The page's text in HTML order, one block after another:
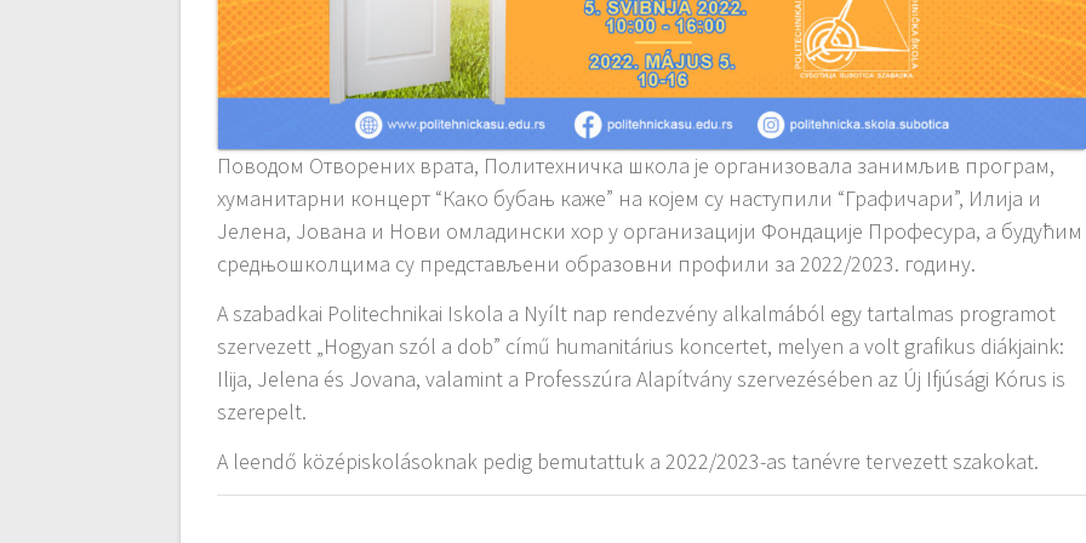
Поводом Отворених врата, Политехничка школа је организовала занимљив програм,
хуманитарни концерт “Како бубањ каже” на којем су наступили “Графичари”, Илија и
Јелена, Јована и Нови омладински хор у организацији Фондације Професура, а будућим
средњошколцима су представљени образовни профили за 2022/2023. годину.
A szabadkai Politechnikai Iskola a Nyílt nap rendezvény alkalmából egy tartalmas programot
szervezett „Hogyan szól a dob” című humanitárius koncertet, melyen a volt grafikus diákjaink:
Ilija, Jelena és Jovana, valamint a Professzúra Alapítvány szervezésében az Új Ifjúsági Kórus is
szerepelt.
A leendő középiskolásoknak pedig bemutattuk a 2022/2023-as tanévre tervezett szakokat.